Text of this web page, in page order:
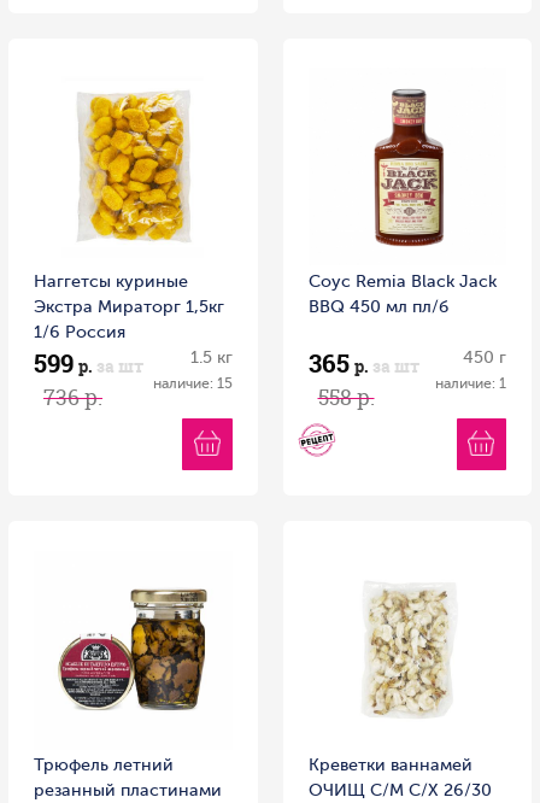
Наггетсы куриные
Экстра Мираторг 1,5кг
1/6 Россия
599 р. за шт
736 р.
1.5 кг
наличие: 15
Соус Remia Black Jack
BBQ 450 мл пл/б
365 р. за шт
558 р.
450 г
наличие: 1
Трюфель летний
резанный пластинами
Креветки ваннамей
ОЧИЩ С/М С/Х 26/30